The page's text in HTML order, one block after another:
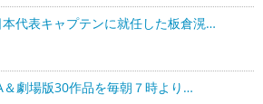
代表キャプテンに就任した板倉滉…
＆劇場版30作品を毎朝７時より…